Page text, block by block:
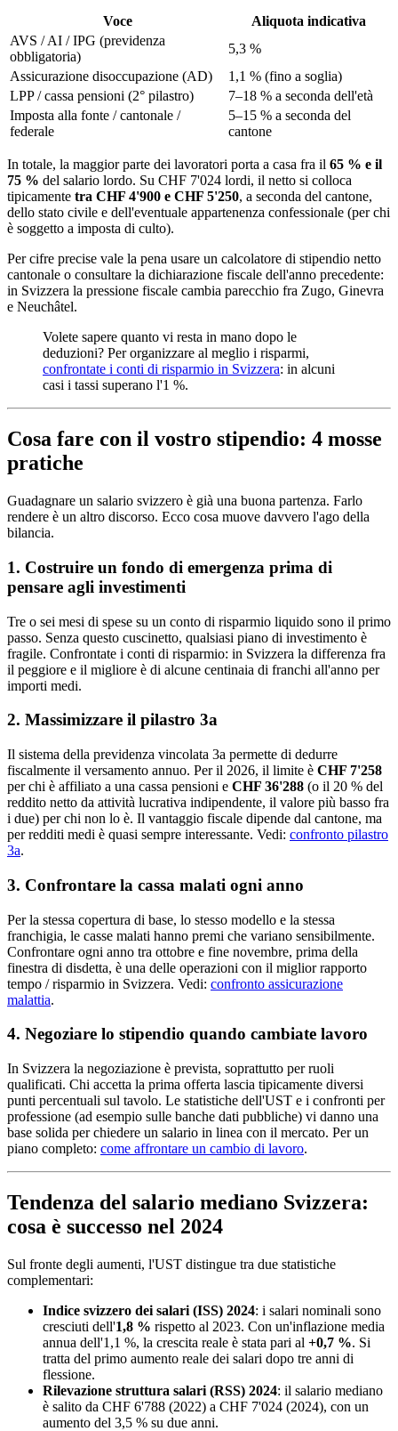
Voce
Aliquota indicativa
AVS / AI / IPG (previdenza
obbligatoria)
5,3 %
Assicurazione disoccupazione (AD)
1,1 % (fino a soglia)
LPP / cassa pensioni (2° pilastro)
7–18 % a seconda dell'età
Imposta alla fonte / cantonale /
federale
5–15 % a seconda del
cantone
In totale, la maggior parte dei lavoratori porta a casa fra il 65 % e il
75 % del salario lordo. Su CHF 7'024 lordi, il netto si colloca
tipicamente tra CHF 4'900 e CHF 5'250, a seconda del cantone,
dello stato civile e dell'eventuale appartenenza confessionale (per chi
è soggetto a imposta di culto).
Per cifre precise vale la pena usare un calcolatore di stipendio netto
cantonale o consultare la dichiarazione fiscale dell'anno precedente:
in Svizzera la pressione fiscale cambia parecchio fra Zugo, Ginevra
e Neuchâtel.
Volete sapere quanto vi resta in mano dopo le
deduzioni? Per organizzare al meglio i risparmi,
confrontate i conti di risparmio in Svizzera: in alcuni
casi i tassi superano l'1 %.
Cosa fare con il vostro stipendio: 4 mosse
pratiche
Guadagnare un salario svizzero è già una buona partenza. Farlo
rendere è un altro discorso. Ecco cosa muove davvero l'ago della
bilancia.
1. Costruire un fondo di emergenza prima di
pensare agli investimenti
Tre o sei mesi di spese su un conto di risparmio liquido sono il primo
passo. Senza questo cuscinetto, qualsiasi piano di investimento è
fragile. Confrontate i conti di risparmio: in Svizzera la differenza fra
il peggiore e il migliore è di alcune centinaia di franchi all'anno per
importi medi.
2. Massimizzare il pilastro 3a
Il sistema della previdenza vincolata 3a permette di dedurre
fiscalmente il versamento annuo. Per il 2026, il limite è CHF 7'258
per chi è affiliato a una cassa pensioni e CHF 36'288 (o il 20 % del
reddito netto da attività lucrativa indipendente, il valore più basso fra
i due) per chi non lo è. Il vantaggio fiscale dipende dal cantone, ma
per redditi medi è quasi sempre interessante. Vedi: confronto pilastro
3a.
3. Confrontare la cassa malati ogni anno
Per la stessa copertura di base, lo stesso modello e la stessa
franchigia, le casse malati hanno premi che variano sensibilmente.
Confrontare ogni anno tra ottobre e fine novembre, prima della
finestra di disdetta, è una delle operazioni con il miglior rapporto
tempo / risparmio in Svizzera. Vedi: confronto assicurazione
malattia.
4. Negoziare lo stipendio quando cambiate lavoro
In Svizzera la negoziazione è prevista, soprattutto per ruoli
qualificati. Chi accetta la prima offerta lascia tipicamente diversi
punti percentuali sul tavolo. Le statistiche dell'UST e i confronti per
professione (ad esempio sulle banche dati pubbliche) vi danno una
base solida per chiedere un salario in linea con il mercato. Per un
piano completo: come affrontare un cambio di lavoro.
Tendenza del salario mediano Svizzera:
cosa è successo nel 2024
Sul fronte degli aumenti, l'UST distingue tra due statistiche
complementari:
Indice svizzero dei salari (ISS) 2024: i salari nominali sono
cresciuti dell'1,8 % rispetto al 2023. Con un'inflazione media
annua dell'1,1 %, la crescita reale è stata pari al +0,7 %. Si
tratta del primo aumento reale dei salari dopo tre anni di
flessione.
Rilevazione struttura salari (RSS) 2024: il salario mediano
è salito da CHF 6'788 (2022) a CHF 7'024 (2024), con un
aumento del 3,5 % su due anni.